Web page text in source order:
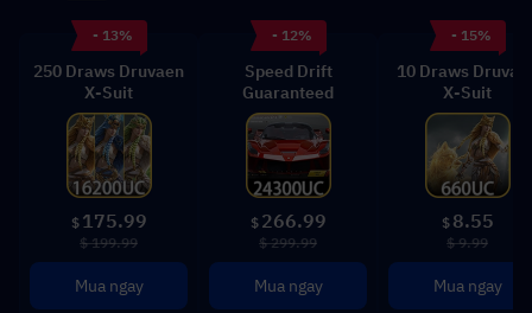
- 13%
250 Draws Druvaen
X-Suit
$ 175.99
$ 199.99
Mua ngay
- 12%
Speed Drift
Guaranteed
$ 266.99
$ 299.99
Mua ngay
- 15%
10 Draws
X-Suit
$ 8.55
$ 9.99
Mua ngay